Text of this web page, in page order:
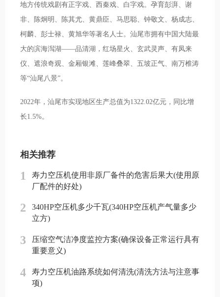
地方传统戏剧有正字戏、西秦戏、白字戏。孕育彭湃、谢
非、陈炯明、陈其尤、黄鼎臣、马思聪、钟敬文、杨成志、
柯麟、彭士禄、黄旭华等著名人士。汕尾市拥有中国大陆最
大的滨海澙湖——品清湖，红场星火、玄武灵声、有凤来
仪、遮浪奇观、金厢银滩、莲峰叠翠、五坡正气、南万椎涛
等“汕尾八景”。
2022年，汕尾市实现地区生产总值为1322.02亿元，同比增
长1.5%。
相关推荐
1
寿力空压机使用非原厂备件的危害后果大(使用原
厂配件的好处)
2
340HP空压机多少千瓦(340HP空压机产气量多少
立方)
3
压缩空气洁净度监控方案(确保设备正常运行具有
重要意义)
4
寿力空压机油路系统如何清洗(清洗方法与注意事
项)